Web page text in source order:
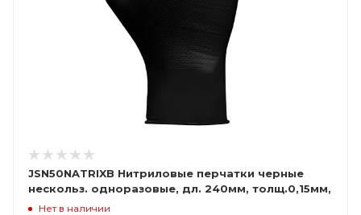
JSN50NATRIXB Нитриловые перчатки черные
нескольз. одноразовые, дл. 240мм, толщ.0,15мм,
(уп. 50 шт)
Нет в наличии